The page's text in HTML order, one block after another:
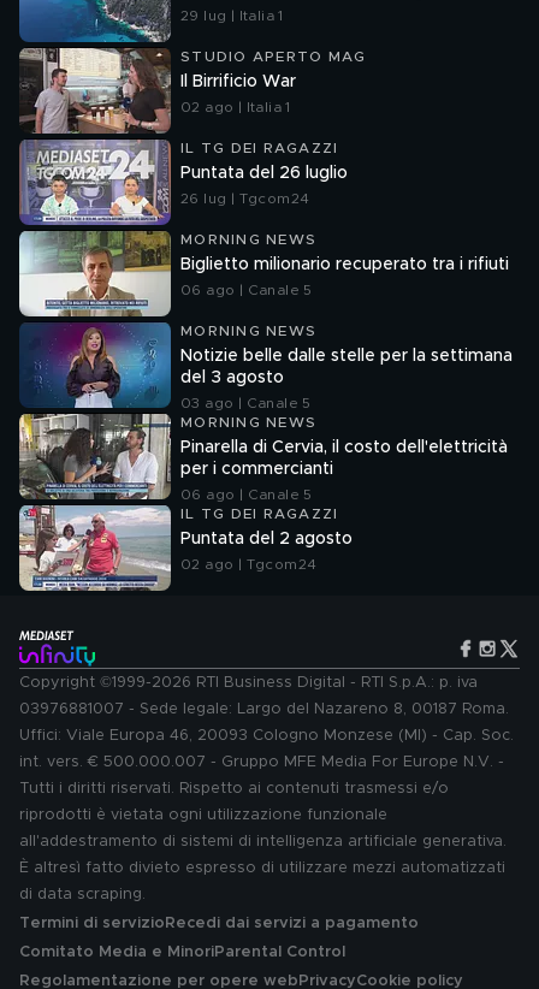
29 lug | Italia 1
STUDIO APERTO MAG
Il Birrificio War
02 ago | Italia 1
IL TG DEI RAGAZZI
Puntata del 26 luglio
26 lug | Tgcom24
MORNING NEWS
Biglietto milionario recuperato tra i rifiuti
06 ago | Canale 5
MORNING NEWS
Notizie belle dalle stelle per la settimana
del 3 agosto
03 ago | Canale 5
MORNING NEWS
Pinarella di Cervia, il costo dell'elettricità
per i commercianti
06 ago | Canale 5
IL TG DEI RAGAZZI
Puntata del 2 agosto
02 ago | Tgcom24
Copyright ©1999-2026 RTI Business Digital - RTI S.p.A.: p. iva
03976881007 - Sede legale: Largo del Nazareno 8, 00187 Roma.
Uffici: Viale Europa 46, 20093 Cologno Monzese (MI) - Cap. Soc.
int. vers. € 500.000.007 - Gruppo MFE Media For Europe N.V. -
Tutti i diritti riservati. Rispetto ai contenuti trasmessi e/o
riprodotti è vietata ogni utilizzazione funzionale
all'addestramento di sistemi di intelligenza artificiale generativa.
È altresì fatto divieto espresso di utilizzare mezzi automatizzati
di data scraping.
Termini di servizio Recedi dai servizi a pagamento
Comitato Media e MinoriParental Control
Regolamentazione per opere web PrivacyCookie policy